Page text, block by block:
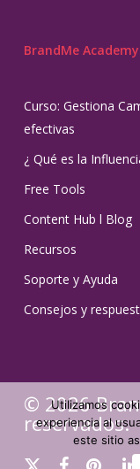
BrandMe Academy
Curso: Gestiona
efectivas
¿ Qué es la
Free Tools
Content Hub l Blog
Recursos
Soporte y Ayuda
Consejos y
© 2026
reservados.
x- facebookpinterest
Utilizamos
experiencia al
este sitio